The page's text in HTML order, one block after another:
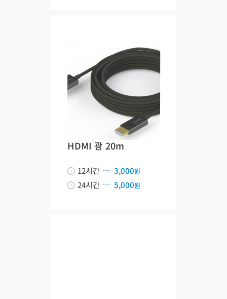
HDMI 광 20m
12시간 3,000원
24시간 5,000원